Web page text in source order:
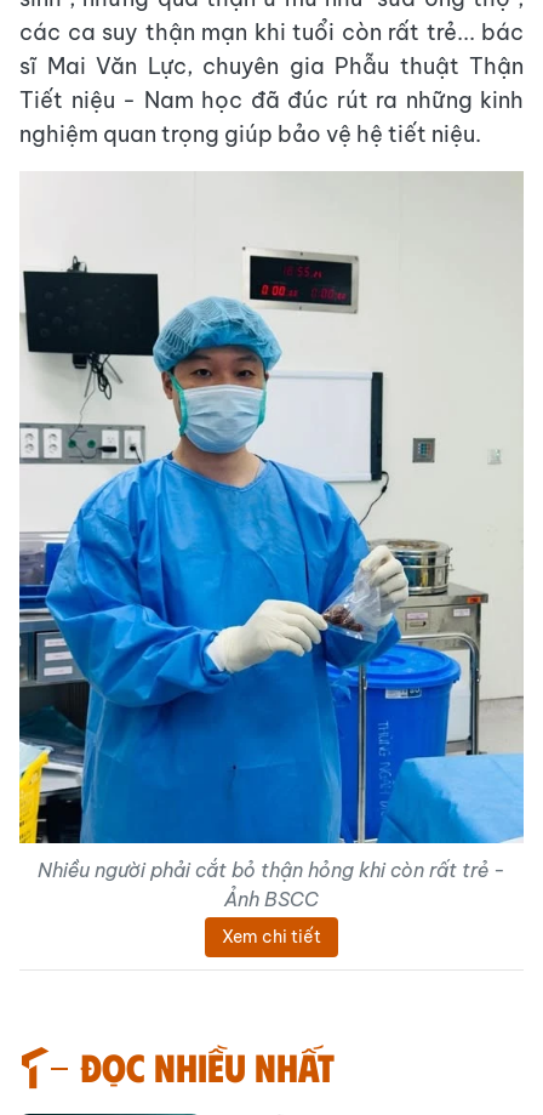
các ca suy thận mạn khi tuổi còn rất trẻ... bác
sĩ Mai Văn Lực, chuyên gia Phẫu thuật Thận
Tiết niệu - Nam học đã đúc rút ra những kinh
nghiệm quan trọng giúp bảo vệ hệ tiết niệu.
Nhiều người phải cắt bỏ thận hỏng khi còn rất trẻ -
Ảnh BSCC
Xem chi tiết
Đọc nhiều nhất